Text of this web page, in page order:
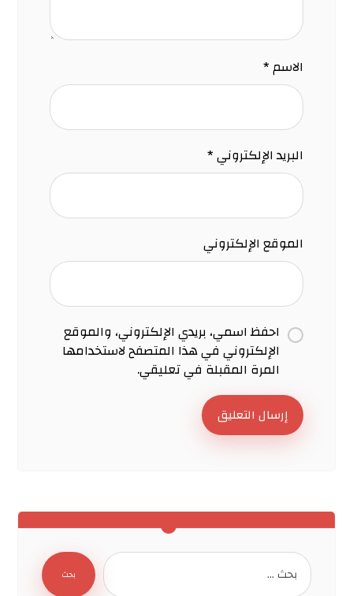
الاسم*
البريد الإلكتروني*
الموقع الإلكتروني
احفظ اسمي، بريدي الإلكتروني، والموقع
الإلكتروني في هذا المتصفح لاستخدامها
المرة المقبلة في تعليقي.
إرسال التعليق
بحث